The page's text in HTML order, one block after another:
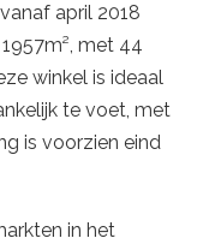
april 2018
met 44
winkel is ideaal
te voet, met
is voorzien eind
in het